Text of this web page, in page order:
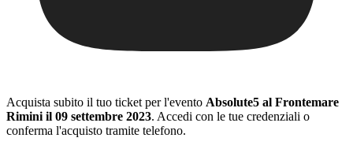
Acquista subito il tuo ticket per l'evento Absolute5 al Frontemare
Rimini il 09 settembre 2023. Accedi con le tue credenziali o
conferma l'acquisto tramite telefono.